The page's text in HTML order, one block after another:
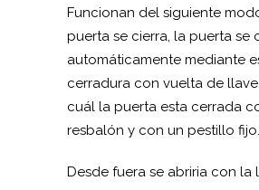
Funcionan del siguiente
puerta se cierra, la puerta se
automáticamente mediante
cerradura con vuelta de
cuál la puerta esta cerrada
resbalón y con un pestillo fijo.
Desde fuera se abriria con la